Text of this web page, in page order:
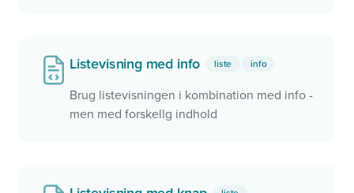
Listevisning med info liste info
Brug listevisningen i kombination med info -
men med forskellg indhold